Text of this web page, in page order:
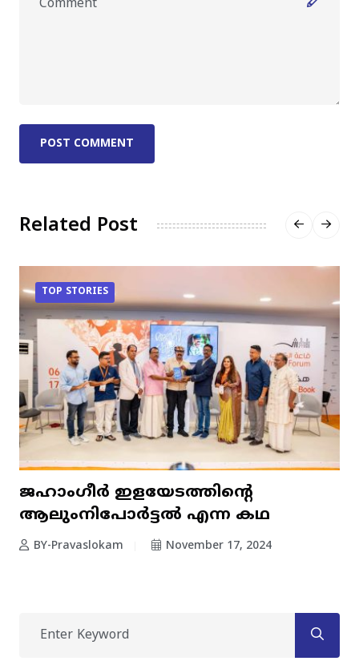
POST COMMENT
Related Post
TOP STORIES
ജഹാംഗീർ ഇളയേടത്തിന്റെ
ആലുംനിപോർട്ടൽ എന്ന കഥ
BY-Pravaslokam November 17, 2024